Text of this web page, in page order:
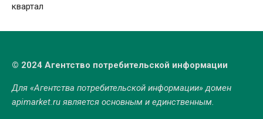
квартал
© 2024 Агентство потребительской информации
Для «Агентства потребительской информации» домен
apimarket.ruявляется основным и единственным.